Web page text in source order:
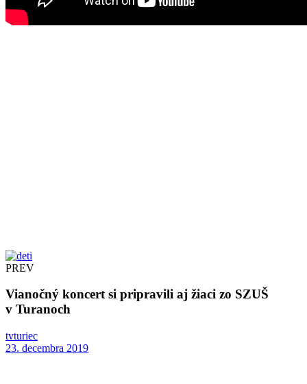
PREV
Vianočný koncert si pripravili aj žiaci zo SZUŠ
v Turanoch
tvturiec
23. decembra 2019